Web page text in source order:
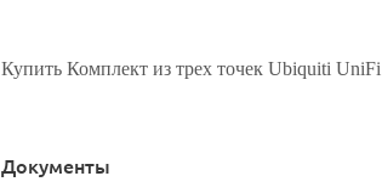
Купить Комплект из трех точек Ubiquiti
Документы